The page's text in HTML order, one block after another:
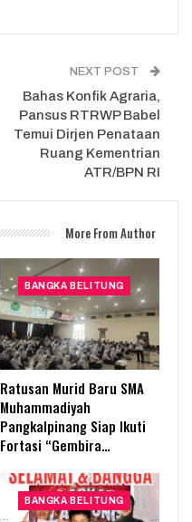
NEXT POST
Bahas Konfik Agraria,
Pansus RTRWP Babel
Temui Dirjen Penataan
Ruang Kementrian
ATR/BPN RI
More From Author
BANGKA BELITUNG
Ratusan Murid Baru SMA
Muhammadiyah
Pangkalpinang Siap Ikuti
Fortasi “Gembira…
BANGKA BELITUNG